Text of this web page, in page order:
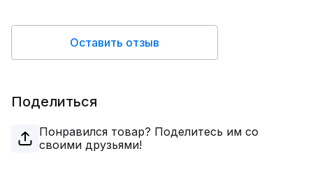
Оставить отзыв
Поделиться
Понравился товар? Поделитесь им со
своими друзьями!